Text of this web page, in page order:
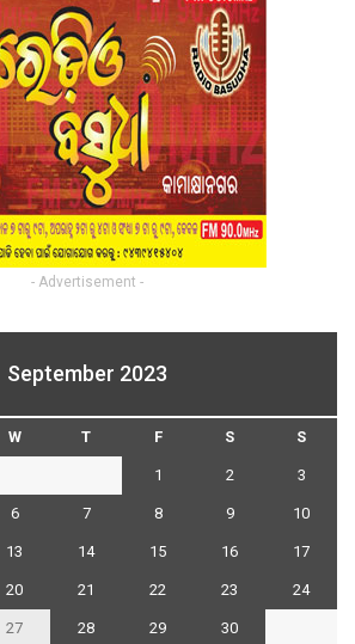
- Advertisement -
September 2023
W T F S S
1 2 3
6 7 8 9 10
13 14 15 16 17
20 21 22 23 24
27 28 29
30